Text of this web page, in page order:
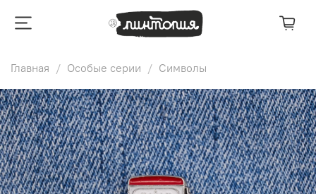
Главная Особые серии Символы